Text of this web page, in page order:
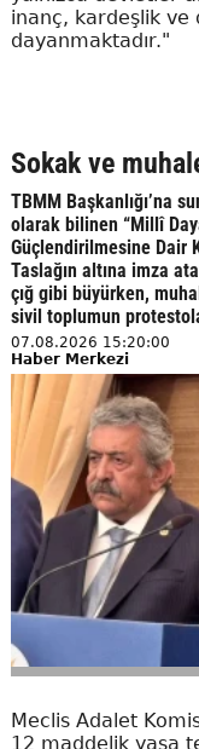
inanç, kardeşlik ve
dayanmaktadır."
Sokak ve
TBMM Başkanlığı’na
olarak bilinen “Millî
Güçlendirilmesine Dair
Taslağın altına imza
çığ gibi büyürken,
sivil toplumun
07.08.2026 15:20:00
Haber Merkezi
Meclis Adalet
12 maddelik yasa